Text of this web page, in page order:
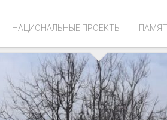
НАЦИОНАЛЬНЫЕ ПРОЕКТЫ